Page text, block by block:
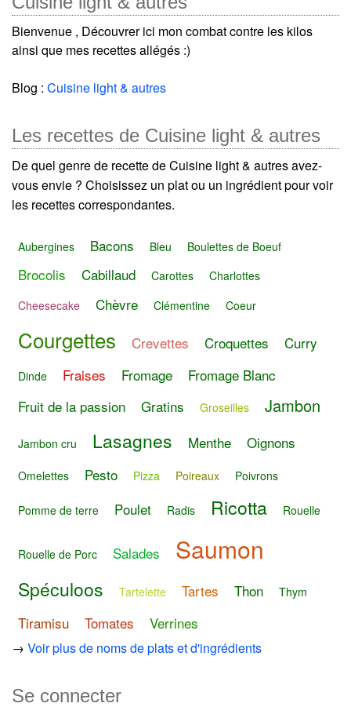
Bienvenue , Découvrer ici mon combat contre les kilos
ainsi que mes recettes allégés :)
Blog : Cuisine light & autres
Les recettes de Cuisine light & autres
De quel genre de recette de Cuisine light & autres avez-
vous envie ? Choisissez un plat ou un ingrédient pour voir
les recettes correspondantes.
Aubergines Bacons Bleu Boulettes de Boeuf
Brocolis Cabillaud Carottes
Charlottes
Cheesecake
Chèvre Clémentine Coeur
Courgettes Crevettes Croquettes Curry
Dinde Fraises Fromage
Fromage Blanc
Fruit de la passion
Gratins Groseilles Jambon
Jambon cru Lasagnes Menthe Oignons
Omelettes Pesto Pizza Poireaux Poivrons
Pomme de terre Poulet Radis Ricotta Rouelle
Rouelle de Porc Salades Saumon
Spéculoos Tartelette Tartes Thon Thym
Tiramisu Tomates Verrines
→ Voir plus de noms de plats et d'ingrédients
Se connecter